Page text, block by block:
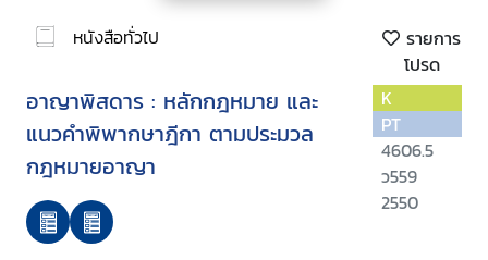
หนังสือทั่วไป
รายการ
โปรด
อาญาพิสดาร : หลักกฎหมาย และ
แนวคำพิพากษาฎีกา ตามประมวล
กฎหมายอาญา
K
PT
4606.5
ว559
2550